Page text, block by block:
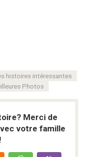
histoires intéressantes
Photos
Merci de
votre famille